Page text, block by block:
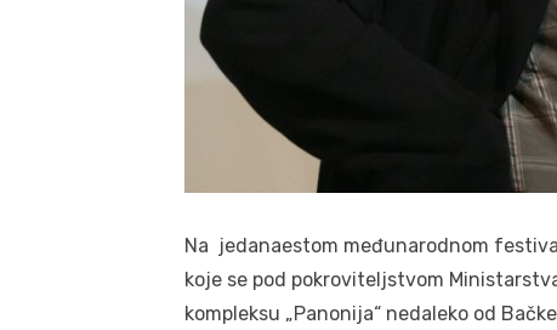
Na jedanaestom međunarodnom
koje se pod pokroviteljstvom
kompleksu „Panonija“ nedaleko od